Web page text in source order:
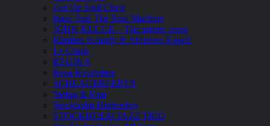
Get Up Soul Choir
Isaac And The Soul Machine
JOHN KLUGE – The artistic tenor
Kiralina Salandy & Ahlgrens Kapell
Le Crash
REGINA
Rosa Kvartetten
SCHLAGERFEBER
Stefan & Kim
Stockholm Higheelers
STOCKHOLM JAZZ TRIO